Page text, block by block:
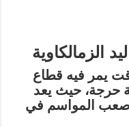
الزمالكاوية
يمر فيه قطاع
حرجة، حيث يعد
المواسم في